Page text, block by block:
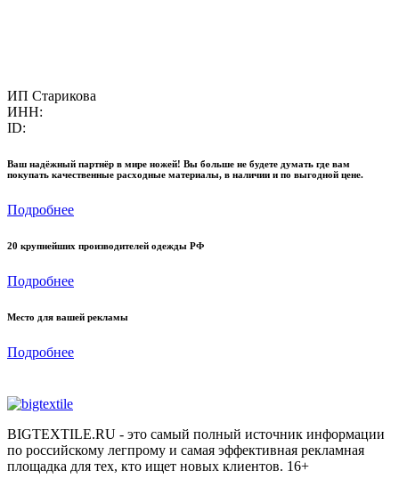
ИП Старикова
ИНН:
ID:
Ваш надёжный партнёр в мире ножей! Вы больше не будете думать где вам
покупать качественные расходные материалы, в наличии и по выгодной цене.
Подробнее
20 крупнейших производителей одежды РФ
Подробнее
Место для вашей рекламы
Подробнее
BIGTEXTILE.RU - это самый полный источник информации
по российскому легпрому и самая эффективная рекламная
площадка для тех, кто ищет новых клиентов. 16+